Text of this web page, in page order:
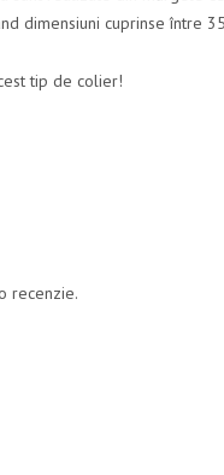
dimensiuni cuprinse între
tip de colier!
recenzie.